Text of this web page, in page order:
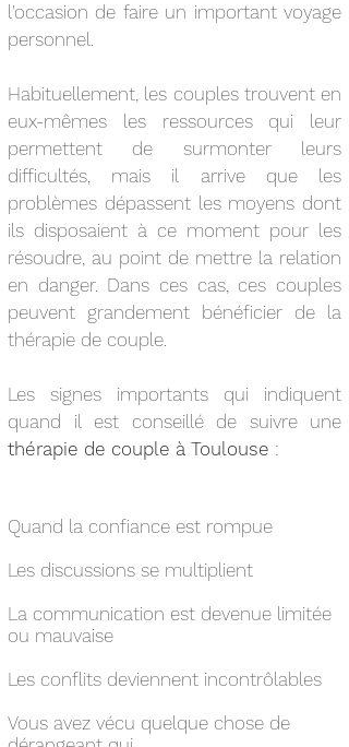
l'occasion de faire un important voyage
personnel.
Habituellement, les couples trouvent en
eux-mêmes les ressources qui leur
permettent de surmonter leurs
difficultés, mais il arrive que les
problèmes dépassent les moyens dont
ils disposaient à ce moment pour les
résoudre, au point de mettre la relation
en danger. Dans ces cas, ces couples
peuvent grandement bénéficier de la
thérapie de couple.
Les signes importants qui indiquent
quand il est conseillé de suivre une
thérapie de couple à Toulouse :
Quand la confiance est rompue
Les discussions se multiplient
La communication est devenue limitée
ou mauvaise
Les conflits deviennent incontrôlables
Vous avez vécu quelque chose de